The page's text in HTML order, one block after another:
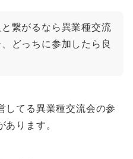
繋がるなら異業種交流
どっちに参加したら良
してる異業種交流会の参
ります。